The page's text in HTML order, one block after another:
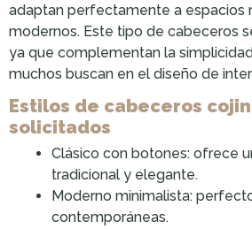
adaptan perfectamente a espacios
modernos. Este tipo de cabeceros
ya que complementan la
muchos buscan en el diseño de
Estilos de cabeceros
solicitados
Clásico con botones: ofrece
tradicional y elegante.
Moderno minimalista:
contemporáneas.